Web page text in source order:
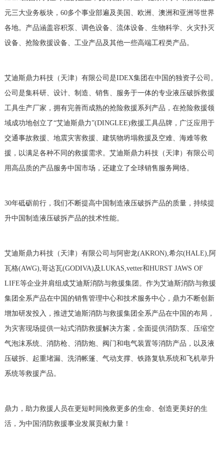
元三大业务板块，60多个事业部遍及美国、欧洲、澳洲和亚洲等世界
各地。产品涵盖容积泵、调色设备、流体设备、生物科学、火灾扑灭
设备、抢险救援设备、工业产品及其他一些高端工程类产品。
艾迪斯鼎力科技（天津）有限公司是IDEX集团在中国的独资子公司。
公司是集科研、设计、制造、销售、服务于一体的专业液压破拆救援
工具生产厂家，拥有完善而成熟的抢险救援系列产品，在抢险救援领
域成功地创立了“艾迪斯鼎力”(DINGLEE)救援工具品牌，广泛应用于
交通事故救援、地震灾害救援、建筑物坍塌救援及空难、海难等救
援，以满足各种不同的救援需求。艾迪斯鼎力科技（天津）有限公司
用高品质的产品服务中国市场，还建立了全球销售服务网络。
30年砥砺前行，我们不断提高中国制造液压破拆产品的质量，持续提
升中国制造液压破拆产品的技术性能。
艾迪斯鼎力科技（天津）有限公司与阿密龙(AKRON),希尔(HALE),阿
瓦格(AWG),哥达瓦(GODIVA)及LUKAS,vetter和HURST JAWS OF
LIFE等企业并肩组成艾迪斯消防与救援集团。作为艾迪斯消防与救援
集团全系产品在中国的销售管理中心和技术服务中心，鼎力不断创新
增加研发投入，推进艾迪斯消防与救援集团全系产品在中国的布局，
为灾害现场提供一站式消防救援解决方案，全面提供消防泵、压缩空
气泡沫系统、消防枪、消防炮、阀门和电气装置等消防产品，以及液
压破拆、起重堵漏、洗消帐篷、气动支撑、铁路复轨系统和飞机举升
系统等救援产品。
鼎力，助力救援人员在更短时间挽救更多的生命、创造更美好的生
活，为中国消防救援事业发展贡献力量！